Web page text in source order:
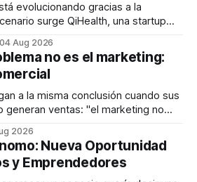
evolucionando gracias a la
surge QiHealth, una startup
inteligencia artificial y monitoreo
a las personas a tomar mejores
metabólica. Su propuesta busca
04 Aug 2026
no es el marketing:
a la misma conclusión cuando sus
generan ventas: "el marketing no
estar en otro lugar. Durante
SER PRO, el especialista en
que
2026
Nueva Oportunidad
y Emprendedores